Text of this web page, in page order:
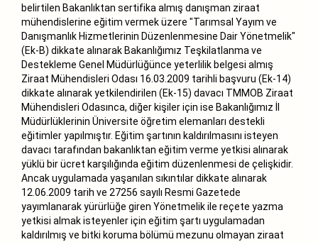
belirtilen Bakanlıktan sertifika almış danışman ziraat
mühendislerine eğitim vermek üzere "Tarımsal Yayım ve
Danışmanlık Hizmetlerinin Düzenlenmesine Dair Yönetmelik"
(Ek-B) dikkate alınarak Bakanlığımız Teşkilatlanma ve
Destekleme Genel Müdürlüğünce yeterlilik belgesi almış
Ziraat Mühendisleri Odası 16.03.2009 tarihli başvuru (Ek-14)
dikkate alınarak yetkilendirilen (Ek-15) davacı TMMOB Ziraat
Mühendisleri Odasınca, diğer kişiler için ise Bakanlığımız İl
Müdürlüklerinin Üniversite öğretim elemanları destekli
eğitimler yapılmıştır. Eğitim şartının kaldırılmasını isteyen
davacı tarafından bakanlıktan eğitim verme yetkisi alınarak
yüklü bir ücret karşılığında eğitim düzenlenmesi de çelişkidir.
Ancak uygulamada yaşanılan sıkıntılar dikkate alınarak
12.06.2009 tarih ve 27256 sayılı Resmi Gazetede
yayımlanarak yürürlüğe giren Yönetmelik ile reçete yazma
yetkisi almak isteyenler için eğitim şartı uygulamadan
kaldırılmış ve bitki koruma bölümü mezunu olmayan ziraat